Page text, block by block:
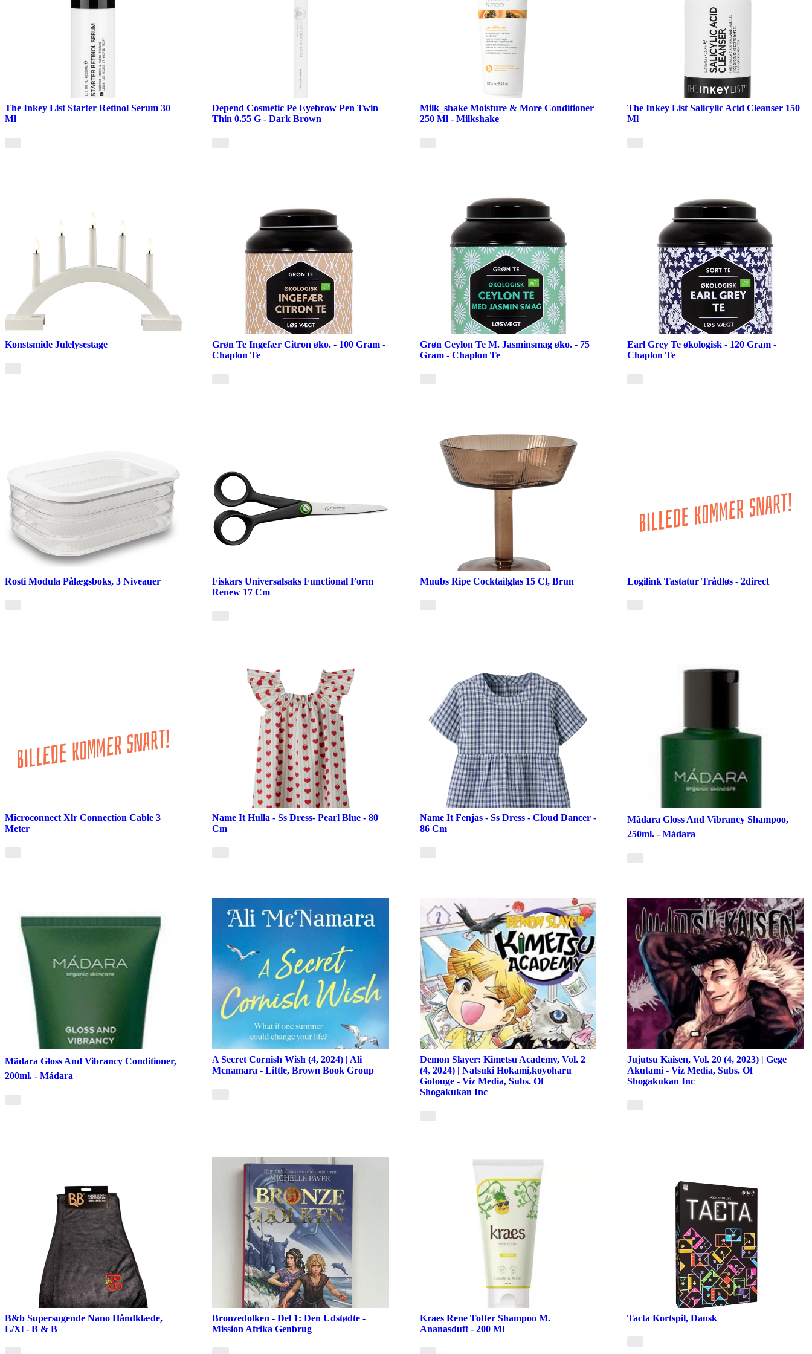
The Inkey List Starter Retinol Serum 30
Ml
Depend Cosmetic Pe Eyebrow Pen Twin
Thin 0.55 G - Dark Brown
Milk_shake Moisture & More Conditioner
250 Ml - Milkshake
The Inkey List Salicylic Acid Cleanser 150
Ml
Konstsmide Julelysestage
Grøn Te Ingefær Citron øko. - 100 Gram -
Chaplon Te
Grøn Ceylon Te M. Jasminsmag øko. - 75
Gram - Chaplon Te
Earl Grey Te økologisk - 120 Gram -
Chaplon Te
Rosti Modula Pålægsboks, 3 Niveauer
Fiskars Universalsaks Functional Form
Renew 17 Cm
Muubs Ripe Cocktailglas 15 Cl, Brun Logilink Tastatur Trådløs - 2direct
Microconnect Xlr Connection Cable 3
Meter
Name It Hulla - Ss Dress- Pearl Blue - 80
Cm
Name It Fenjas - Ss Dress - Cloud Dancer -
86 Cm
Mãdara Gloss And Vibrancy Shampoo,
250ml. - Mádara
Mãdara Gloss And Vibrancy Conditioner,
200ml. - Mádara
A Secret Cornish Wish (4, 2024) | Ali
Mcnamara - Little, Brown Book Group
Demon Slayer: Kimetsu Academy, Vol. 2
(4, 2024) | Natsuki Hokami,koyoharu
Gotouge - Viz Media, Subs. Of
Shogakukan Inc
Jujutsu Kaisen, Vol. 20 (4, 2023) | Gege
Akutami - Viz Media, Subs. Of
Shogakukan Inc
B&b Supersugende Nano Håndklæde,
L/Xl - B & B
Bronzedolken - Del 1: Den Udstødte -
Mission Afrika Genbrug
Kraes Rene Totter Shampoo M.
Ananasduft - 200 Ml
Tacta Kortspil, Dansk